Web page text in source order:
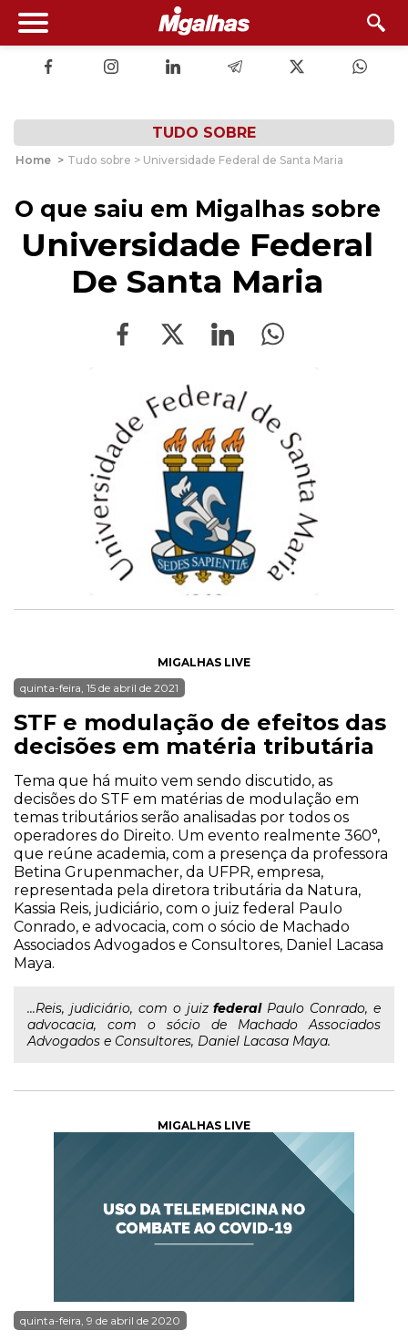
TUDO SOBRE
Home > Tudo sobre > Universidade Federal de Santa Maria
O que saiu em Migalhas sobre
Universidade Federal
De Santa Maria
MIGALHAS LIVE
quinta-feira, 15 de abril de 2021
STF e modulação de efeitos das
decisões em matéria tributária
Tema que há muito vem sendo discutido, as
decisões do STF em matérias de modulação em
temas tributários serão analisadas por todos os
operadores do Direito. Um evento realmente 360°,
que reúne academia, com a presença da professora
Betina Grupenmacher, da UFPR, empresa,
representada pela diretora tributária da Natura,
Kassia Reis, judiciário, com o juiz federal Paulo
Conrado, e advocacia, com o sócio de Machado
Associados Advogados e Consultores, Daniel Lacasa
Maya.
...Reis, judiciário, com o juizfederalPaulo Conrado, e
advocacia, com o sócio de Machado Associados
Advogados e Consultores, Daniel Lacasa Maya.
MIGALHAS LIVE
quinta-feira, 9 de abril de 2020